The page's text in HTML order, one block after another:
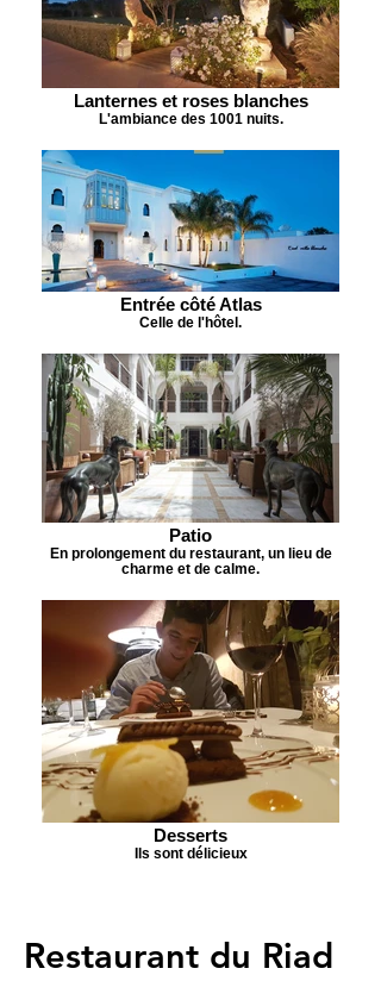
Lanternes et roses blanches
L'ambiance des 1001 nuits.
Entrée côté Atlas
Celle de l'hôtel.
Patio
En prolongement du restaurant, un lieu de
charme et de calme.
Desserts
Ils sont délicieux
Restaurant du Riad